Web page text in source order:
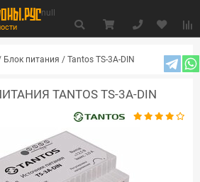
null
Блок питания / Tantos TS-3A-DIN
TANTOS TS-3A-DIN